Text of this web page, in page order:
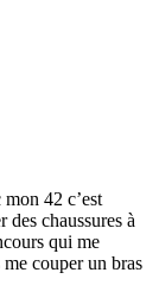
42 c’est
chaussures à
qui me
couper un bras